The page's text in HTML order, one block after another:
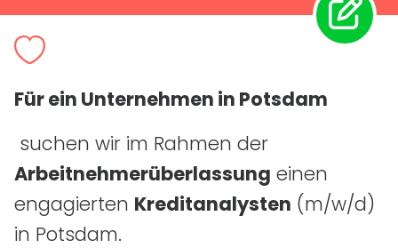
Für ein Unternehmen in Potsdam
suchen wir im Rahmen der
Arbeitnehmerüberlassung einen
engagierten Kreditanalysten (m/w/d)
in Potsdam.